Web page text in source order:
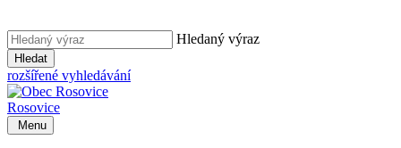
Hledaný výraz
Hledat
rozšířené vyhledávání
Rosovice
Menu